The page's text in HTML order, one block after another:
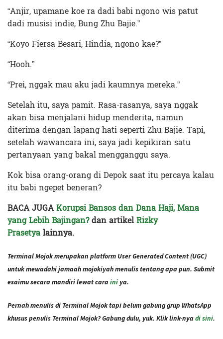
“Anjir, upamane koe ra dadi babi ngono wis patut
dadi musisi indie, Bung Zhu Bajie.”
“Koyo Fiersa Besari, Hindia, ngono kae?”
“Hooh.”
“Prei, nggak mau aku jadi kaumnya mereka.”
Setelah itu, saya pamit. Rasa-rasanya, saya nggak
akan bisa menjalani hidup menderita, namun
diterima dengan lapang hati seperti Zhu Bajie. Tapi,
setelah wawancara ini, saya jadi kepikiran satu
pertanyaan yang bakal mengganggu saya.
Kok bisa orang-orang di Depok saat itu percaya kalau
itu babi ngepet beneran?
BACA JUGAKorupsi Bansos dan Dana Haji, Mana
yang Lebih Bajingan?dan artikelRizky
Prasetyalainnya.
Terminal Mojok merupakan platform User Generated Content (UGC)
untuk mewadahi jamaah mojokiyah menulis tentang apa pun. Submit
esaimu secara mandiri lewat caraini ya.
Pernah menulis di Terminal Mojok tapi belum gabung grup WhatsApp
khusus penulis Terminal Mojok? Gabung dulu, yuk. Klik link-nyadi sini.